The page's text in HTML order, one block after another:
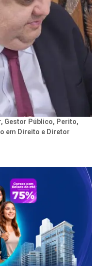
Gestor Público, Perito,
em Direito e Diretor